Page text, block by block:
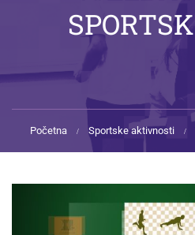
Početna Sportske aktivnosti